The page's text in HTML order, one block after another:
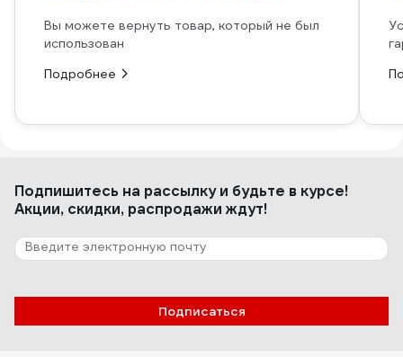
Вы можете вернуть товар, который не был
использован
Подробнее
Подпишитесь на рассылкуи будьте в курсе!
Акции, скидки, распродажи ждут!
Подписаться